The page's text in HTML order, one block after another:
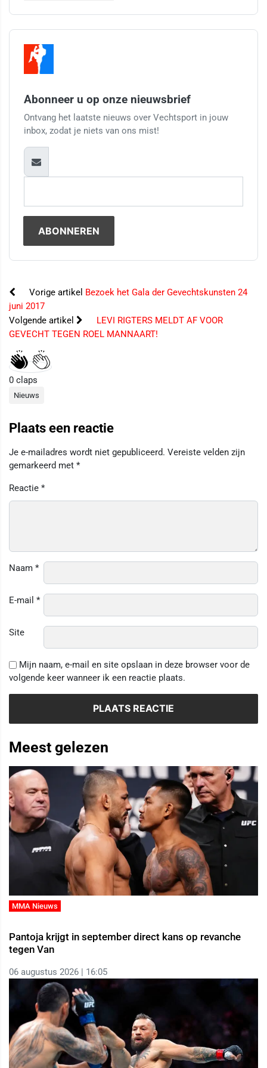
Abonneer u op onze nieuwsbrief
Ontvang het laatste nieuws over Vechtsport in jouw
inbox, zodat je niets van ons mist!
Vorige artikel Bezoek het Gala der Gevechtskunsten 24
juni 2017
Volgende artikel
LEVI RIGTERS MELDT AF VOOR
GEVECHT TEGEN ROEL MANNAART!
0 claps
Nieuws
Plaats een reactie
Je e-mailadres wordt niet gepubliceerd. Vereiste velden zijn
gemarkeerd met *
Reactie *
Naam *
E-mail *
Site
Mijn naam, e-mail en site opslaan in deze browser voor de
volgende keer wanneer ik een reactie plaats.
Meest gelezen
MMA Nieuws
Pantoja krijgt in september direct kans op revanche
tegen Van
06 augustus 2026 | 16:05